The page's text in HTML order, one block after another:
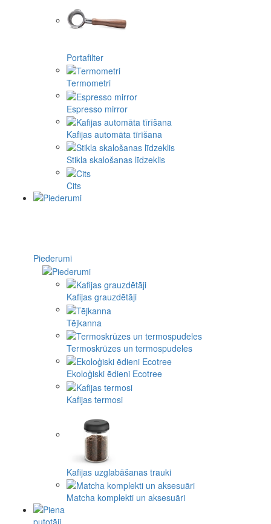
Portafilter
Termometri
Espresso mirror
Kafijas automāta tīrīšana
Stikla skalošanas līdzeklis
Cits
Piederumi
Kafijas grauzdētāji
Tējkanna
Termoskrūzes un termospudeles
Ekoloģiski ēdieni Ecotree
Kafijas termosi
Kafijas uzglabāšanas trauki
Matcha komplekti un aksesuāri